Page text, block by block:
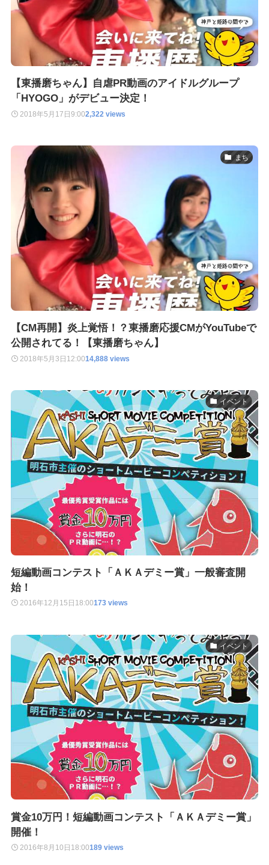
【東播磨ちゃん】自虐PR動画のアイドルグループ
「HYOGO」がデビュー決定！
2018年5月17日 9:002,322 views
まち
【CM再開】炎上覚悟！？東播磨応援CMがYouTubeで
公開されてる！【東播磨ちゃん】
2018年5月3日 12:0014,888 views
イベント
短編動画コンテスト「ＡＫＡデミー賞」一般審査開
始！
2016年12月15日 18:00173 views
イベント
賞金10万円！短編動画コンテスト「ＡＫＡデミー賞」
開催！
2016年8月10日 18:00189 views